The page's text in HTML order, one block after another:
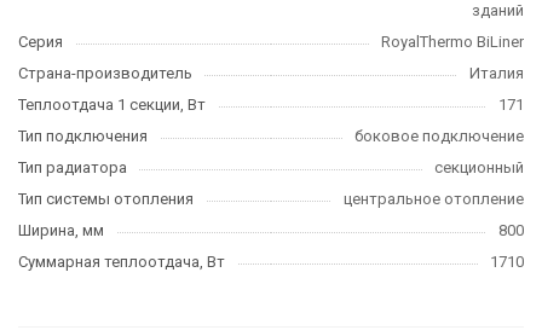
зданий
Серия
RoyalThermo BiLiner
Страна-производитель
Италия
Теплоотдача 1 секции, Вт
171
Тип подключения
боковое подключение
Тип радиатора
секционный
Тип системы отопления
центральное отопление
Ширина, мм
800
Суммарная теплоотдача, Вт
1710